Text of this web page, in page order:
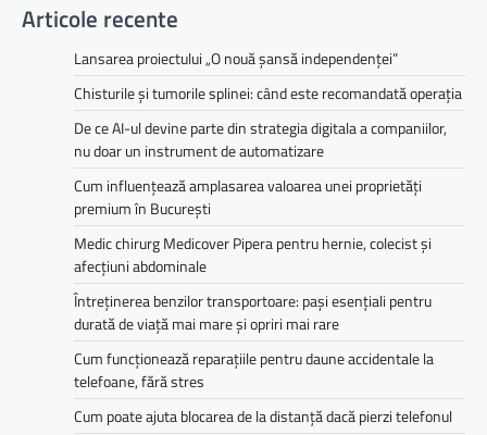
Articole recente
Lansarea proiectului „O nouă șansă independenței”
Chisturile și tumorile splinei: când este recomandată operația
De ce AI-ul devine parte din strategia digitala a companiilor,
nu doar un instrument de automatizare
Cum influențează amplasarea valoarea unei proprietăți
premium în București
Medic chirurg Medicover Pipera pentru hernie, colecist și
afecțiuni abdominale
Întreținerea benzilor transportoare: pași esențiali pentru
durată de viață mai mare și opriri mai rare
Cum funcționează reparațiile pentru daune accidentale la
telefoane, fără stres
Cum poate ajuta blocarea de la distanță dacă pierzi telefonul